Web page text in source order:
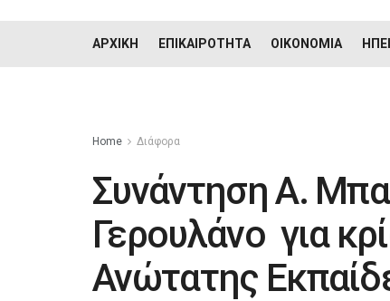
ΑΡΧΙΚΉ ΕΠΙΚΑΙΡΌΤΗΤΑ ΟΙΚΟΝΟΜΊΑ
Home Διάφορα
Συνάντηση Α.
Γερουλάνο για
Ανώτατης